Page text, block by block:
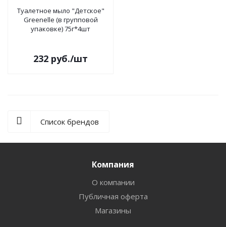
Туалетное мыло "Детское"
Greеnelle (в групповой
упаковке) 75г*4шт
232 руб./шт
Список брендов
Компания
О компании
Публичная оферта
Магазины